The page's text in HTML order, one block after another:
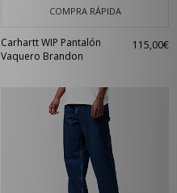
COMPRA RÁPIDA
Carhartt WIP Pantalón
Vaquero Brandon
115,00€